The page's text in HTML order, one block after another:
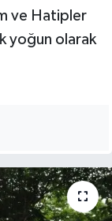
ve Hatipler
yoğun olarak